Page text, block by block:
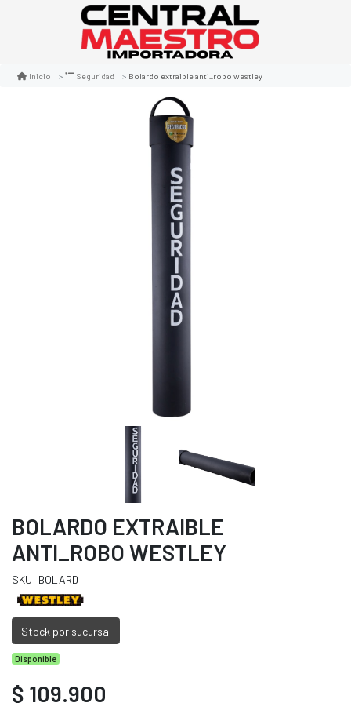
Inicio Seguridad Bolardo extraible anti_robo westley
BOLARDO EXTRAIBLE
ANTI_ROBO WESTLEY
SKU: BOLARD
Stock por sucursal
Disponible
$ 109.900